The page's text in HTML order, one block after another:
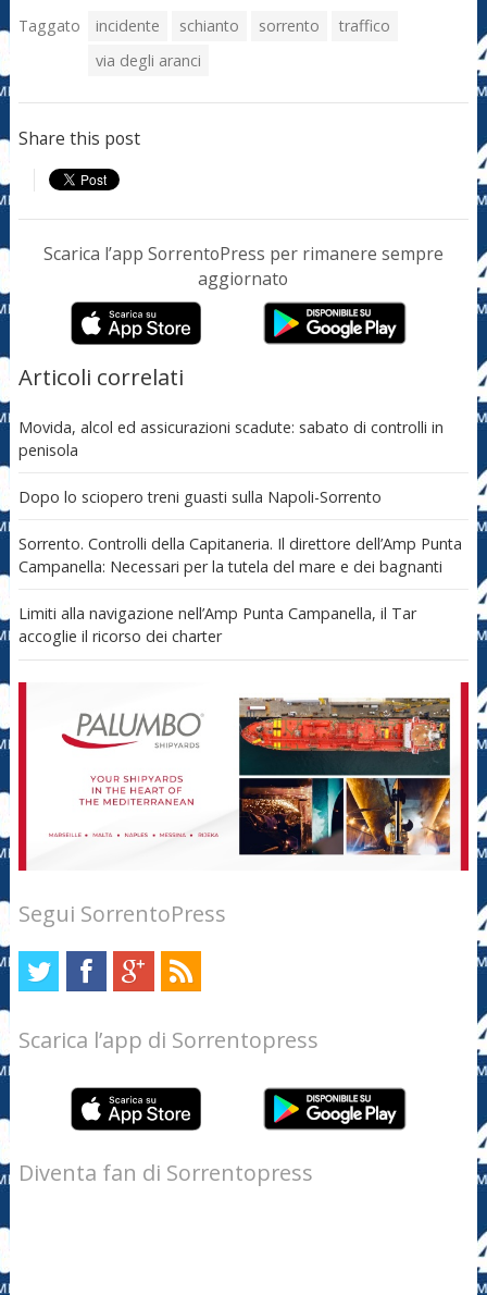
Taggato incidente schianto sorrento
traffico
via degli aranci
Share this post
Scarica l’app SorrentoPress per rimanere sempre
aggiornato
Articoli correlati
Movida, alcol ed assicurazioni scadute: sabato di controlli in
penisola
Dopo lo sciopero treni guasti sulla Napoli-Sorrento
Sorrento. Controlli della Capitaneria. Il direttore dell’Amp Punta
Campanella: Necessari per la tutela del mare e dei bagnanti
Limiti alla navigazione nell’Amp Punta Campanella, il Tar
accoglie il ricorso dei charter
Segui SorrentoPress
Scarica l’app di Sorrentopress
Diventa fan di Sorrentopress